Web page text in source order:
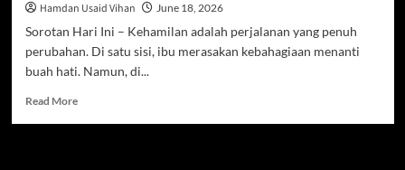
Hamdan Usaid Vihan June 18, 2026
Sorotan Hari Ini – Kehamilan adalah perjalanan yang penuh
perubahan. Di satu sisi, ibu merasakan kebahagiaan menanti
buah hati. Namun, di...
Read MoreRead